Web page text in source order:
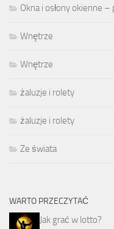
Okna i osłony okienne
Wnętrze
Wnętrze
żaluzje i rolety
żaluzje i rolety
Ze świata
WARTO PRZECZYTAĆ
Jak grać w lotto?